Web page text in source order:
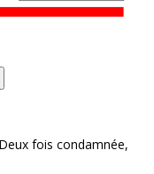
fois condamnée,